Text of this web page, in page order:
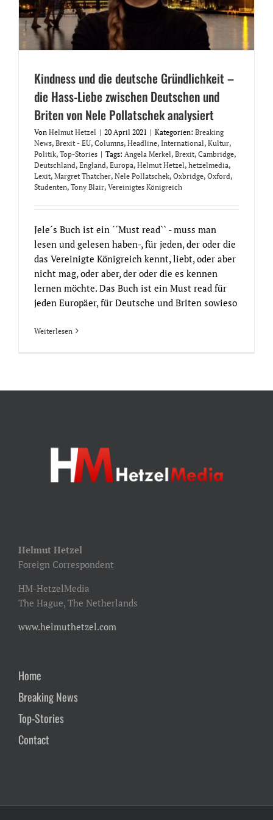
Kindness und die deutsche Gründlichkeit –
die Hass-Liebe zwischen Deutschen und
Briten von Nele Pollatschek analysiert
Von Helmut Hetzel | 20 April 2021 | Kategorien: Breaking
News, Brexit - EU, Columns, Headline, International, Kultur,
Politik, Top-Stories | Tags: Angela Merkel, Brexit, Cambridge,
Deutschland, England, Europa, Helmut Hetzel, hetzelmedia,
Lexit, Margret Thatcher, Nele Pollatschek, Oxbridge, Oxford,
Studenten, Tony Blair, Vereinigtes Königreich
Jele´s Buch ist ein ´´Must read`` - muss man
lesen und gelesen haben-, für jeden, der oder die
das Vereinigte Königreich kennt, liebt, oder aber
nicht mag, oder aber, der oder die es kennen
lernen möchte. Das Buch ist ein Must read für
jeden Europäer, für Deutsche und Briten sowieso
Weiterlesen
Helmut Hetzel
Foreign Correspondent
HM-HetzelMedia
The Hague, The Netherlands
www.helmuthetzel.com
Home
Breaking News
Top-Stories
Contact